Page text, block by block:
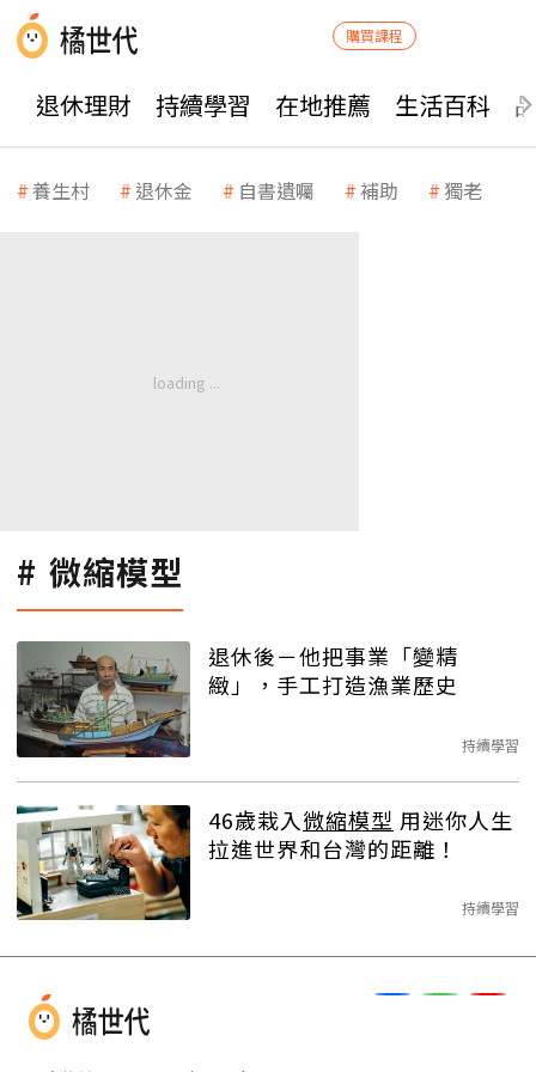
購買課程
退休理財 持續學習 在地推薦 生活百科
養生村 退休金 自書遺囑 補助 獨老
微縮模型
退休後－他把事業「變精
緻」，手工打造漁業歷史
持續學習
46歲栽入微縮模型
拉進世界和台灣的距離！
持續學習